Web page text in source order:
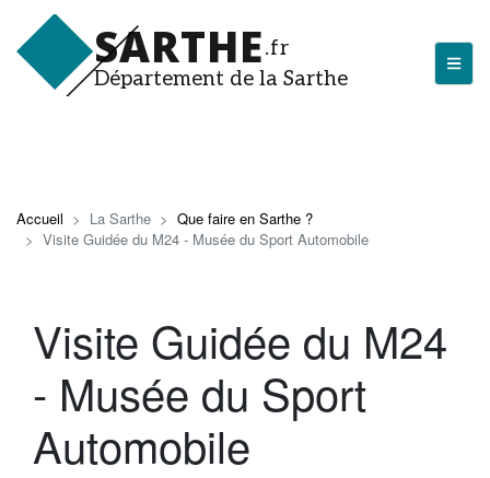
au
contenu
principal
SARTHE.fr
Département de la Sarthe
Les actualités du Département
Entreprendre en Sarthe
Tourisme en Sarthe
La Sarthe sportive
Accueil La Sarthe
Que faire en Sarthe ?
Visite Guidée du M24 - Musée du Sport Automobile
Visite Guidée du M24
- Musée du Sport
Automobile